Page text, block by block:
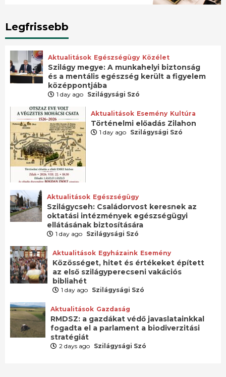
Legfrissebb
Aktualitások Egészségügy Közélet
Szilágy megye: A munkahelyi biztonság
és a mentális egészség került a figyelem
középpontjába
1 day ago Szilágysági Szó
Aktualitások Esemény Kultúra
Történelmi előadás Zilahon
1 day ago Szilágysági Szó
Aktualitások Egészségügy
Szilágycseh: Családorvost keresnek az
oktatási intézmények egészségügyi
ellátásának biztosítására
1 day ago Szilágysági Szó
Aktualitások Egyházaink Esemény
Közösséget, hitet és értékeket épített
az első szilágyperecseni vakációs
bibliahét
1 day ago Szilágysági Szó
Aktualitások Gazdaság
RMDSZ: a gazdákat védő javaslatainkkal
fogadta el a parlament a biodiverzitási
stratégiát
2 days ago Szilágysági Szó